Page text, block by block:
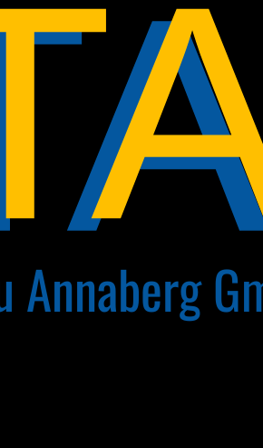
Annaberg